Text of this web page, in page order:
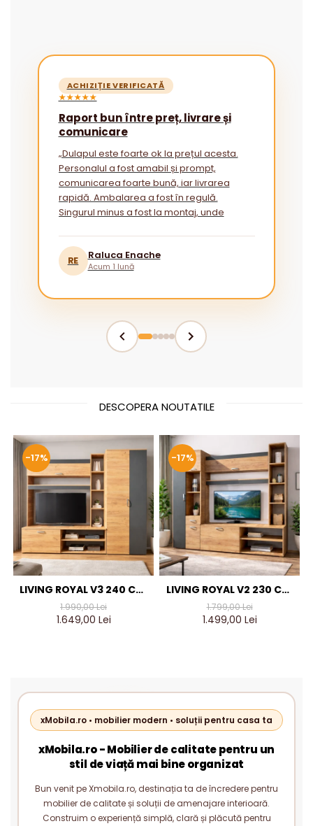
ACHIZIȚIE VERIFICATĂ
★★★★★
Raport bun între preț, livrare și
comunicare
„Dulapul este foarte ok la prețul acesta.
Personalul a fost amabil și prompt,
comunicarea foarte bună, iar livrarea
rapidă. Ambalarea a fost în regulă.
Singurul minus a fost la montaj, unde
RE
Raluca Enache
Acum 1 lună
DESCOPERA NOUTATILE
-17%
LIVING ROYAL V3 240 CM,
STEJAR AURIU & GRI
ANTRACIT – MOBILIER
1.990,00 Lei
1.649,00 Lei
-17%
LIVING ROYAL V2 230 CM,
STEJAR AURIU & GRI
ANTRACIT – MOBILIER
1.799,00 Lei
1.499,00 Lei
xMobila.ro • mobilier modern • soluții pentru casa ta
xMobila.ro - Mobilier de calitate pentru un
stil de viață mai bine organizat
Bun venit pe Xmobila.ro, destinația ta de încredere pentru
mobilier de calitate și soluții de amenajare interioară.
Construim o experiență simplă, clară și plăcută pentru